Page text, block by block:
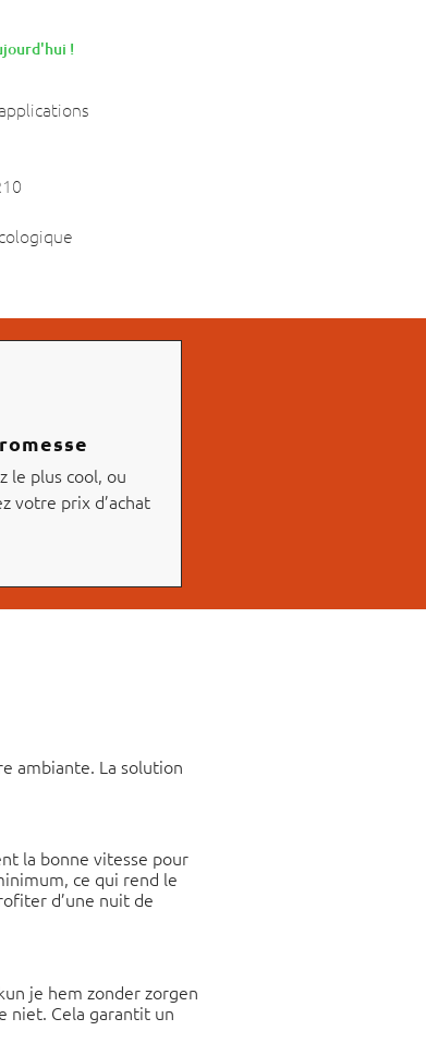
!
le plus cool, ou
votre prix d’achat
ambiante. La solution
la bonne vitesse pour
ce qui rend le
d’une nuit de
je hem zonder zorgen
niet. Cela garantit un